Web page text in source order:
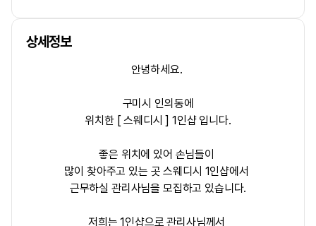
상세정보
안녕하세요.
구미시 인의동에
위치한 [ 스웨디시 ] 1인샵 입니다.
좋은 위치에 있어 손님들이
많이 찾아주고 있는 곳 스웨디시 1인샵에서
근무하실 관리사님을 모집하고 있습니다.
저희는 1인샵으로 관리사님께서